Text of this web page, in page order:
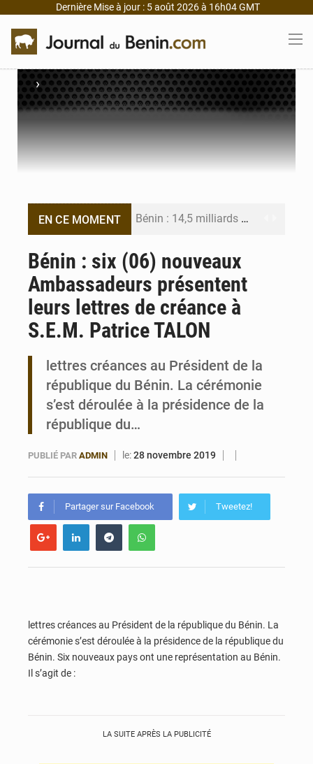
Dernière Mise à jour : 5 août 2026 à 16h04 GMT
›
EN CE MOMENT Bénin : 14,5 milliards de dollars pour faire de la CDN 3.0 un bouclier économique
FÉBÉBOXE : la gouvernance, premier combat de la mandature 2026-2030
Bénin : six (06) nouveaux
Ambassadeurs présentent
leurs lettres de créance à
S.E.M. Patrice TALON
lettres créances au Président de la
république du Bénin. La cérémonie
s’est déroulée à la présidence de la
république du…
PUBLIÉ PAR ADMIN le:28 novembre 2019
Partager sur Facebook Tweetez!
lettres créances au Président de la république du Bénin. La
cérémonie s’est déroulée à la présidence de la république du
Bénin. Six nouveaux pays ont une représentation au Bénin.
Il s’agit de :
LA SUITE APRÈS LA PUBLICITÉ